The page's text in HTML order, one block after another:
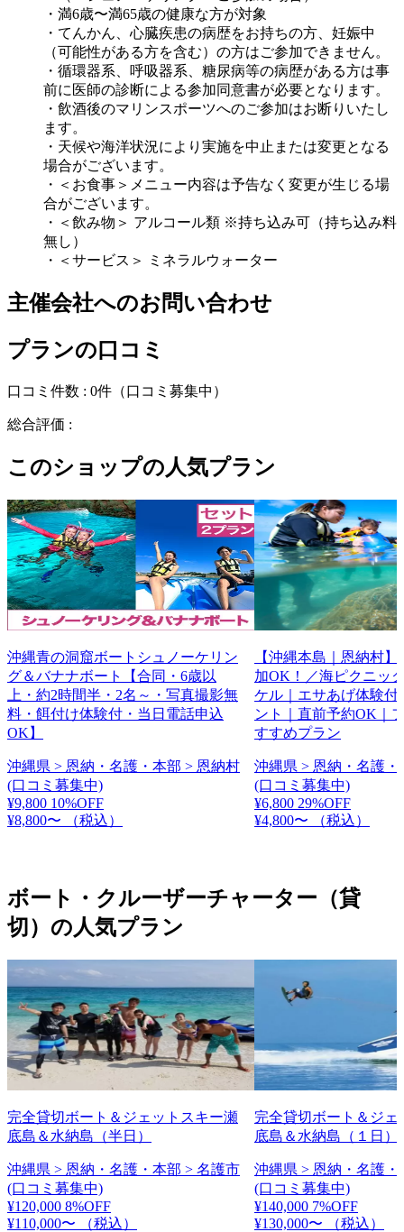
・満6歳〜満65歳の健康な方が対象
・てんかん、心臓疾患の病歴をお持ちの方、妊娠中
（可能性がある方を含む）の方はご参加できません。
・循環器系、呼吸器系、糖尿病等の病歴がある方は事
前に医師の診断による参加同意書が必要となります。
・飲酒後のマリンスポーツへのご参加はお断りいたし
ます。
・天候や海洋状況により実施を中止または変更となる
場合がございます。
・＜お食事＞メニュー内容は予告なく変更が生じる場
合がございます。
・＜飲み物＞ アルコール類 ※持ち込み可（持ち込み料
無し）
・＜サービス＞ ミネラルウォーター
主催会社へのお問い合わせ
プランの口コミ
口コミ件数 : 0件 （口コミ募集中）
総合評価 :
このショップの人気プラン
沖縄青の洞窟ボートシュノーケリン
グ＆バナナボート【合同・6歳以
上・約2時間半・2名～・写真撮影無
料・餌付け体験付・当日電話申込
OK】
沖縄県 > 恩納・名護・本部 > 恩納村
(口コミ募集中)
¥9,800 10%OFF
¥8,800〜
（税込）
【沖縄本島｜恩納村
加OK！／海ピクニッ
ケル｜エサあげ体験付
ント｜直前予約OK｜
すすめプラン
沖縄県 > 恩納・名護・
(口コミ募集中)
¥6,800 29%OFF
¥4,800〜
（税込）
ボート・クルーザーチャーター（貸
切）の人気プラン
完全貸切ボート＆ジェットスキー瀬
底島＆水納島（半日）
沖縄県 > 恩納・名護・本部 > 名護市
(口コミ募集中)
¥120,000 8%OFF
¥110,000〜
（税込）
完全貸切ボート＆ジェ
底島＆水納島（１日）
沖縄県 > 恩納・名護・
(口コミ募集中)
¥140,000 7%OFF
¥130,000〜
（税込）